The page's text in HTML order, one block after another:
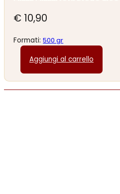
€ 10,90
Formati:500 gr
Aggiungi al carrello